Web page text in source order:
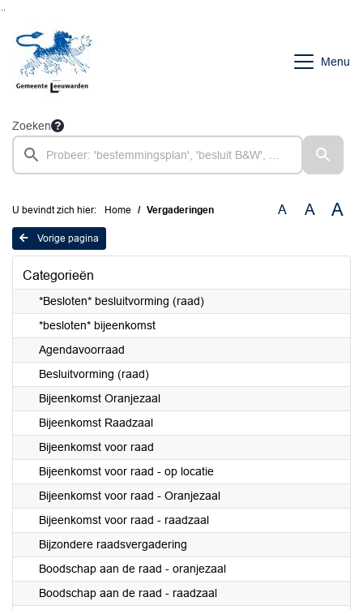
Menu
Zoeken
U bevindt zich hier: Home Vergaderingen A A A
Vorige pagina
Categorieën
*Besloten* besluitvorming (raad)
*besloten* bijeenkomst
Agendavoorraad
Besluitvorming (raad)
Bijeenkomst Oranjezaal
Bijeenkomst Raadzaal
Bijeenkomst voor raad
Bijeenkomst voor raad - op locatie
Bijeenkomst voor raad - Oranjezaal
Bijeenkomst voor raad - raadzaal
Bijzondere raadsvergadering
Boodschap aan de raad - oranjezaal
Boodschap aan de raad - raadzaal